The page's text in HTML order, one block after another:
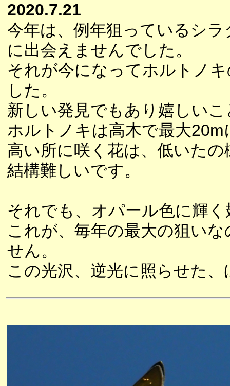
2020.7.21
今年は、例年狙っているシ
に出会えませんでした。
それが今になってホルトノ
した。
新しい発見でもあり嬉しい
ホルトノキは高木で最大
高い所に咲く花は、低いた
結構難しいです。
それでも、オパール色に輝
これが、毎年の最大の狙い
せん。
この光沢、逆光に照らせた